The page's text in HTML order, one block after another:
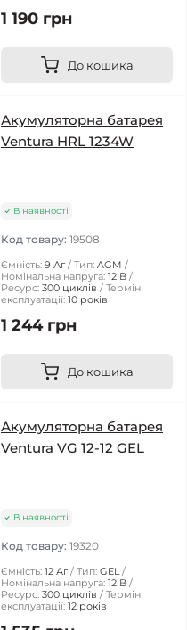
1 190 грн
До кошика
Акумуляторна батарея
Ventura HRL 1234W
В наявності
Код товару: 19508
Ємність: 9 Аг Тип: AGM
Номінальна напруга: 12 В
Ресурс: 300 циклів
Термін
експлуатації: 10 років
1 244 грн
До кошика
Акумуляторна батарея
Ventura VG 12-12 GEL
В наявності
Код товару: 19320
Ємність: 12 Аг Тип: GEL
Номінальна напруга: 12 В
Ресурс: 300 циклів
Термін
експлуатації: 12 років